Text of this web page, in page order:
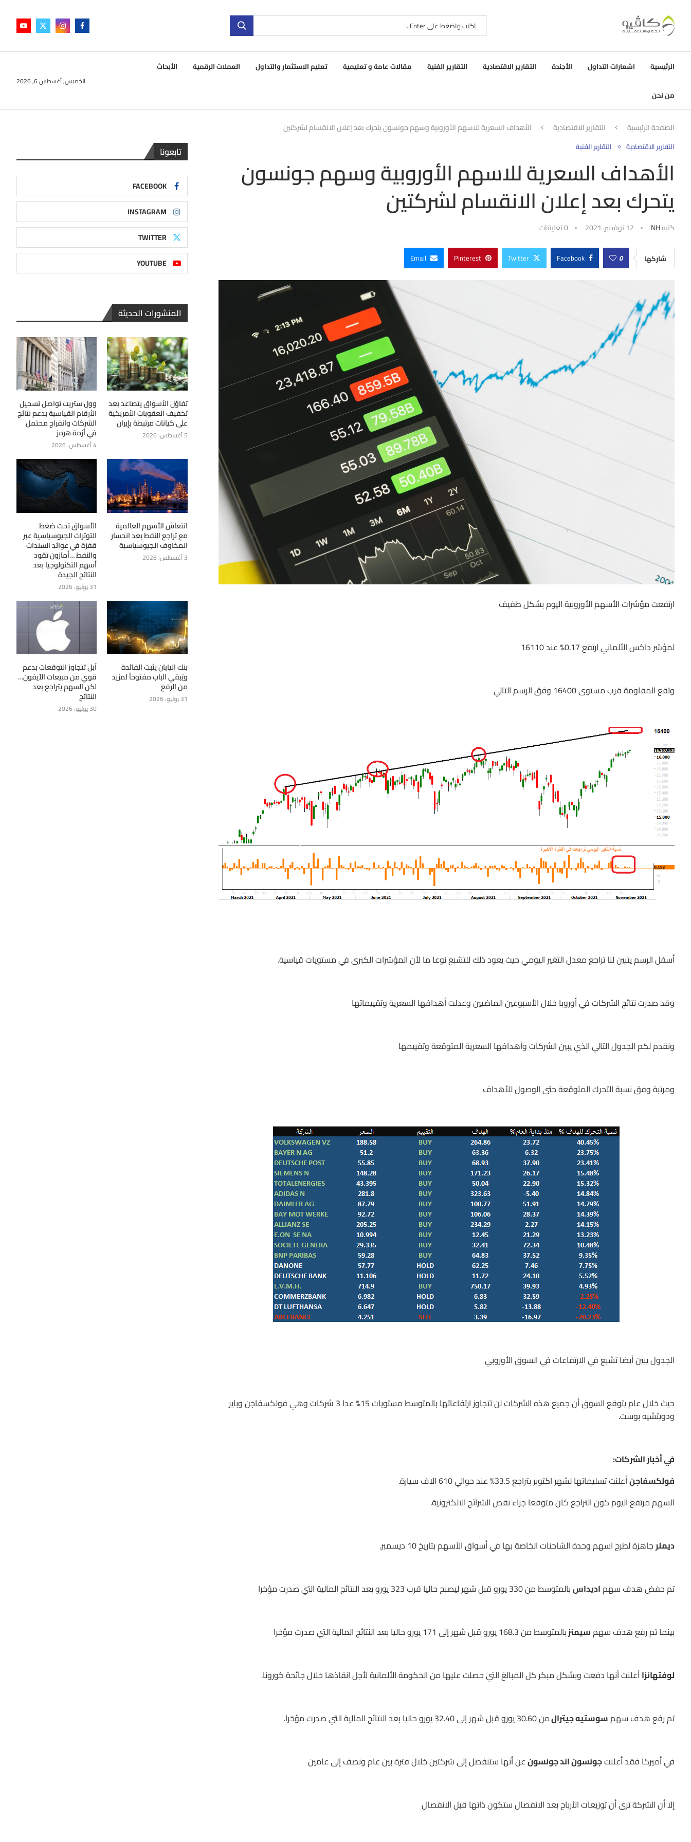
الرئيسية اشعارات التداول الأجندة التقارير الاقتصادية التقارير الفنية مقالات عامة و تعليمية تعليم الاستثمار والتداول العملات الرقمية الأبحاث
من نحن
الخميس, أغسطس 6, 2026
الصفحة الرئيسية التقارير الاقتصادية الأهداف السعرية للاسهم الأوروبية وسهم جونسون يتحرك بعد إعلان الانقسام لشركتين
التقارير الاقتصادية التقارير الفنية
الأهداف السعرية للاسهم الأوروبية وسهم جونسون
يتحرك بعد إعلان الانقسام لشركتين
كتبهNH 12 نوفمبر، 2021 0 تعليقات
شاركها 0
Facebook
Twitter
Pinterest
Email
ارتفعت مؤشرات الأسهم الأوروبية اليوم بشكل طفيف
لمؤشر داكس الألماني ارتفع 0.17% عند 16110
وتقع المقاومة قرب مستوى 16400 وفق الرسم التالي
أسفل الرسم يتبين لنا تراجع معدل التغير اليومي حيث يعود ذلك للتشبع نوعا ما لأن المؤشرات الكبرى في مستويات قياسية.
وقد صدرت نتائج الشركات في أوروبا خلال الأسبوعين الماضيين وعدلت أهدافها السعرية وتقييماتها
ونقدم لكم الجدول التالي الذي يبين الشركات وأهدافها السعرية المتوقعة وتقييمها
ومرتبة وفق نسبة التحرك المتوقعة حتى الوصول للأهداف
الجدول يبين أيضا تشبع في الارتفاعات في السوق الأوروبي
حيث خلال عام يتوقع السوق أن جميع هذه الشركات لن تتجاوز ارتفاعاتها بالمتوسط مستويات 15% عدا 3 شركات وهي فولكسفاجن وباير
ودويتشيه بوست.
في أخبار الشركات:
فولكسفاجنأعلنت تسليماتها لشهر اكتوبر بتراجع 33.5% عند حوالي 610 الاف سيارة.
السهم مرتفع اليوم كون التراجع كان متوقعا جراء نقص الشرائح الالكترونية.
ديملر جاهزة لطرح اسهم وحدة الشاحنات الخاصة بها في أسواق الأسهم بتاريخ 10 ديسمبر.
تم حفض هدف سهماديداسبالمتوسط من 330 يورو قبل شهر ليصبح حاليا قرب 323 يورو بعد النتائج المالية التي صدرت مؤخرا
بينما تم رفع هدف سهمسيمنزبالمتوسط من 168.3 يورو قبل شهر إلى 171 يورو حاليا بعد النتائج المالية التي صدرت مؤخرا
لوفتهانزاأعلنت أنها دفعت وبشكل مبكر كل المبالغ التي حصلت عليها من الحكومة الألمانية لأجل انقاذها خلال جائحة كورونا.
تم رفع هدف سهمسوستيه جيترالمن 30.60 يورو قبل شهر إلى 32.40 يورو حاليا بعد النتائج المالية التي صدرت مؤخرا.
في أميركا فقد أعلنتجونسون اند جونسونعن أنها ستنفصل إلى شركتين خلال فترة بين عام ونصف إلى عامين
إلا أن الشركة ترى أن توزيعات الأرباح بعد الانفصال ستكون ذاتها قبل الانفصال
تابعونا
FACEBOOK
INSTAGRAM
TWITTER
YOUTUBE
المنشورات الحديثة
تفاؤل الأسواق يتصاعد بعد
تخفيف العقوبات الأمريكية
على كيانات مرتبطة بإيران
5 أغسطس، 2026
وول ستريت تواصل تسجيل
الأرقام القياسية بدعم نتائج
الشركات وانفراج محتمل
في أزمة هرمز
4 أغسطس، 2026
انتعاش الأسهم العالمية
مع تراجع النفط بعد انحسار
المخاوف الجيوسياسية
3 أغسطس، 2026
الأسواق تحت ضغط
التوترات الجيوسياسية عبر
قفزة في عوائد السندات
والنفط …أمازون تقود
أسهم التكنولوجيا بعد
النتائج الجيدة
31 يوليو، 2026
بنك اليابان يثبت الفائدة
ويُبقي الباب مفتوحاً لمزيد
من الرفع
31 يوليو، 2026
آبل تتجاوز التوقعات بدعم
قوي من مبيعات الآيفون…
لكن السهم يتراجع بعد
النتائج
30 يوليو، 2026